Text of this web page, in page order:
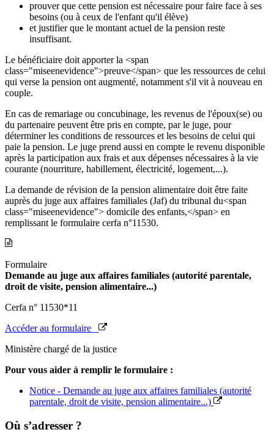
prouver que cette pension est nécessaire pour faire face à ses
besoins (ou à ceux de l'enfant qu'il élève)
et justifier que le montant actuel de la pension reste
insuffisant.
Le bénéficiaire doit apporter la <span
class="miseenevidence">preuve</span> que les ressources de celui
qui verse la pension ont augmenté, notamment s'il vit à nouveau en
couple.
En cas de remariage ou concubinage, les revenus de l'époux(se) ou
du partenaire peuvent être pris en compte, par le juge, pour
déterminer les conditions de ressources et les besoins de celui qui
paie la pension. Le juge prend aussi en compte le revenu disponible
après la participation aux frais et aux dépenses nécessaires à la vie
courante (nourriture, habillement, électricité, logement,...).
La demande de révision de la pension alimentaire doit être faite
auprès du juge aux affaires familiales (Jaf) du tribunal du<span
class="miseenevidence"> domicile des enfants,</span> en
remplissant le formulaire cerfa n°11530.
Formulaire
Demande au juge aux affaires familiales (autorité parentale,
droit de visite, pension alimentaire...)
Cerfa n° 11530*11
Accéder au formulaire
Ministère chargé de la justice
Pour vous aider à remplir le formulaire :
Notice - Demande au juge aux affaires familiales (autorité
parentale, droit de visite, pension alimentaire...)
Où s’adresser ?